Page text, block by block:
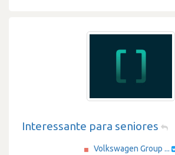
Interessante para seniores
Volkswagen Group ...